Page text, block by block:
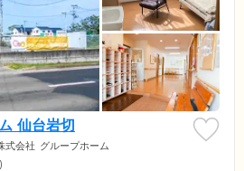
仙台岩切
式会社 グループホーム
)